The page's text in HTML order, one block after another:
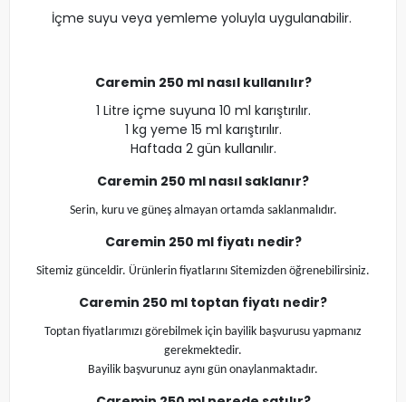
İçme suyu veya yemleme yoluyla uygulanabilir.
Caremin 250 ml nasıl kullanılır?
1 Litre içme suyuna 10 ml karıştırılır.
1 kg yeme 15 ml karıştırılır.
Haftada 2 gün kullanılır.
Caremin 250 ml nasıl saklanır?
Serin, kuru ve güneş almayan ortamda saklanmalıdır.
Caremin 250 ml fiyatı nedir?
Sitemiz günceldir. Ürünlerin fiyatlarını Sitemizden öğrenebilirsiniz.
Caremin 250 ml toptan fiyatı nedir?
Toptan fiyatlarımızı görebilmek için bayilik başvurusu yapmanız
gerekmektedir.
Bayilik başvurunuz aynı gün onaylanmaktadır.